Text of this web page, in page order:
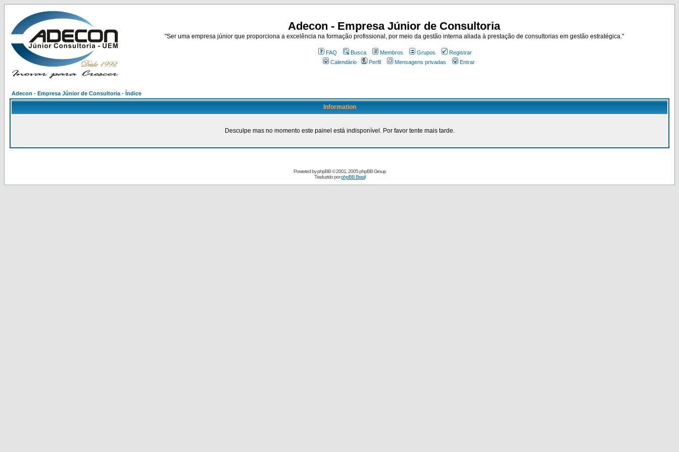
Adecon - Empresa Júnior de Consultoria
"Ser uma empresa júnior que proporciona a excelência na formação profissional, por meio da gestão interna aliada à prestação de consultorias em gestão estratégica."
FAQ Busca Membros Grupos
Registrar
Calendário
Perfil Mensagens privadas Entrar
Adecon - Empresa Júnior de Consultoria - Índice
Information
Desculpe mas no momento este painel está indisponível. Por favor tente mais tarde.
Powered byphpBB© 2001, 2005 phpBB Group
Traduzido porphpBB Brasil